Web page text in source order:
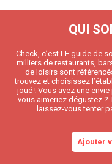
QUI
Check, c’est LE guide de
milliers de restaurants,
de loisirs sont
trouvez et choisissez
joué ! Vous avez une
vous aimeriez dégustez ?
laissez-vous tenter
Ajouter